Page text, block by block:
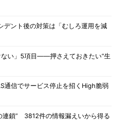
デント後の対策は「むしろ運用を減
い」5項目――押さえておきたい“生
信でサービス停止を招くHigh脆弱
連鎖” 3812件の情報漏えいから得る